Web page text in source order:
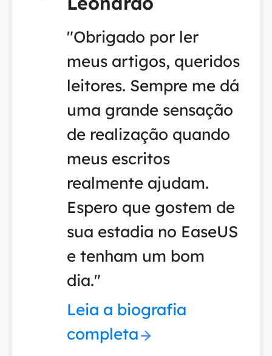
"Obrigado por ler
meus artigos, queridos
leitores. Sempre me dá
uma grande sensação
de realização quando
meus escritos
realmente ajudam.
Espero que gostem de
sua estadia no EaseUS
e tenham um bom
dia."
Leia a biografia
completa